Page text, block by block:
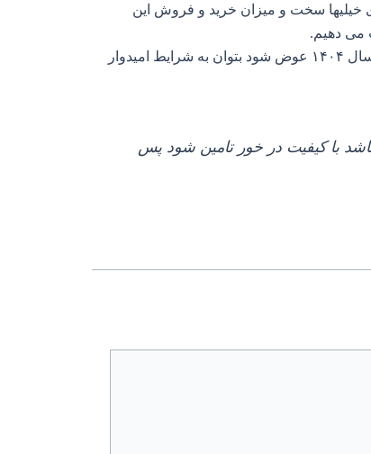
پذیرفت که کم و کمتر شده است. تقریبا نرخها ۳ برابر و این قضیه برای خیلیها سخت و میزان خرید و فروش این
می دهیم.
به مشکل خواهیم خورد شاید اگر تیم اقتصادی دولت در سال ۱۴۰۴ عوض شود بتوان به شرایط امیدوار
با کیفیت در خور تامین شود پس